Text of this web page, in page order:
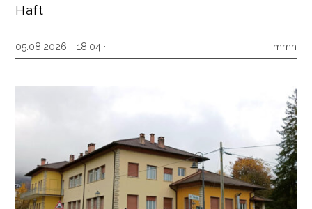
Haft
05.08.2026 - 18:04 · mmh